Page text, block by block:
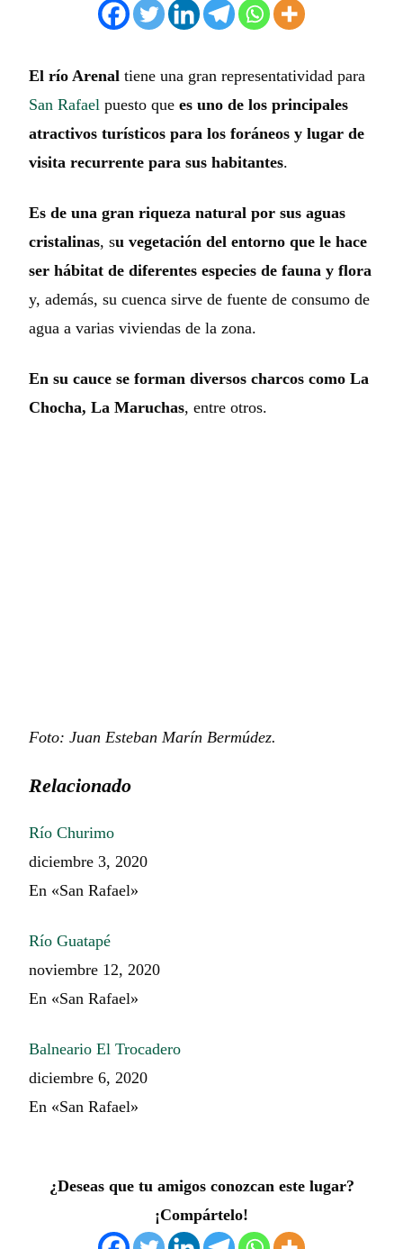
El río Arenal tiene una gran representatividad para
San Rafael puesto que es uno de los principales
atractivos turísticos para los foráneos y lugar de
visita recurrente para sus habitantes.
Es de una gran riqueza natural por sus aguas
cristalinas, su vegetación del entorno que le hace
ser hábitat de diferentes especies de fauna y flora
y, además, su cuenca sirve de fuente de consumo de
agua a varias viviendas de la zona.
En su cauce se forman diversos charcos como La
Chocha, La Maruchas, entre otros.
Foto: Juan Esteban Marín Bermúdez.
Relacionado
Río Churimo
diciembre 3, 2020
En «San Rafael»
Río Guatapé
noviembre 12, 2020
En «San Rafael»
Balneario El Trocadero
diciembre 6, 2020
En «San Rafael»
¿Deseas que tu amigos conozcan este lugar?
¡Compártelo!